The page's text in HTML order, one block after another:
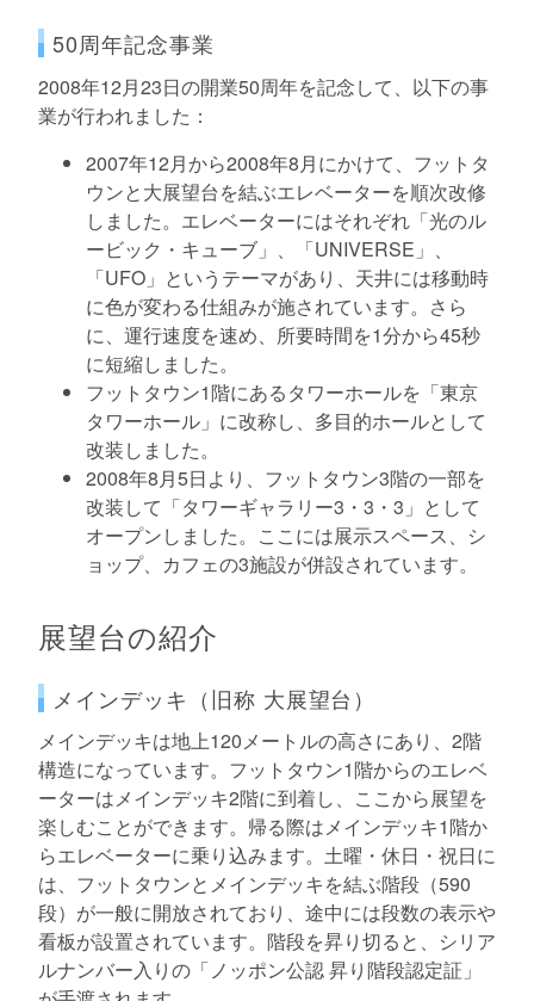
50周年記念事業
2008年12月23日の開業50周年を記念して、以下の事
業が行われました：
2007年12月から2008年8月にかけて、フットタ
ウンと大展望台を結ぶエレベーターを順次改修
しました。エレベーターにはそれぞれ「光のル
ービック・キューブ」、「UNIVERSE」、
「UFO」というテーマがあり、天井には移動時
に色が変わる仕組みが施されています。さら
に、運行速度を速め、所要時間を1分から45秒
に短縮しました。
フットタウン1階にあるタワーホールを「東京
タワーホール」に改称し、多目的ホールとして
改装しました。
2008年8月5日より、フットタウン3階の一部を
改装して「タワーギャラリー3・3・3」として
オープンしました。ここには展示スペース、シ
ョップ、カフェの3施設が併設されています。
展望台の紹介
メインデッキ（旧称 大展望台）
メインデッキは地上120メートルの高さにあり、2階
構造になっています。フットタウン1階からのエレベ
ーターはメインデッキ2階に到着し、ここから展望を
楽しむことができます。帰る際はメインデッキ1階か
らエレベーターに乗り込みます。土曜・休日・祝日に
は、フットタウンとメインデッキを結ぶ階段（590
段）が一般に開放されており、途中には段数の表示や
看板が設置されています。階段を昇り切ると、シリア
ルナンバー入りの「ノッポン公認 昇り階段認定証」